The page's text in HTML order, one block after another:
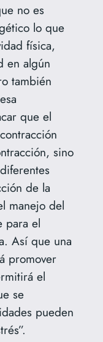
no es
lo que
física,
en algún
también
que el
sino
de la
manejo del
para el
Así que una
promover
el
se
pueden